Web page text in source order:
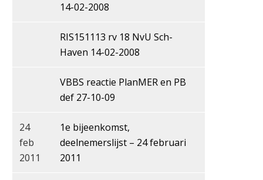
14-02-2008
RIS151113 rv 18 NvU Sch-
Haven 14-02-2008
VBBS reactie PlanMER en PB
def 27-10-09
24
feb
2011
1e bijeenkomst,
deelnemerslijst – 24 februari
2011